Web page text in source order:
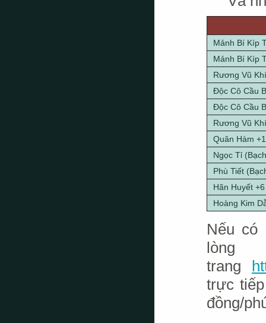
Mảnh Bí Kíp
Mảnh Bí Kíp
Rương Vũ
Độc Cô Cầu
Độc Cô Cầu
Rương Vũ
Quân Hàm
Ngọc Tỉ
Phù Tiết
Hãn Huyết +6
Hoàng Kim
Nếu có
trang
trực
đồng/